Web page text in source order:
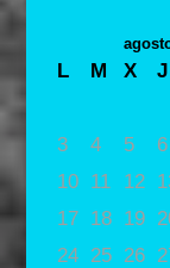
L M X J
3
4 5 6
10
11 12
17
18 19
24
25 26